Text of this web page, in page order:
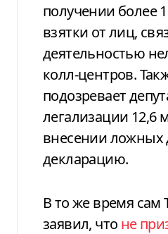
получении более
взятки от лиц,
деятельностью
колл-центров.
подозревает
легализации 12,6
внесении ложных
декларацию.
В то же время сам
заявил, что не